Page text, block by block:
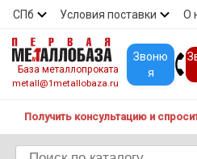
СПб Условия поставки О
Скидки Прайс Покупателям
База металлопроката
metall@1metallobaza.ru
Звоню
я
Получить консультацию и